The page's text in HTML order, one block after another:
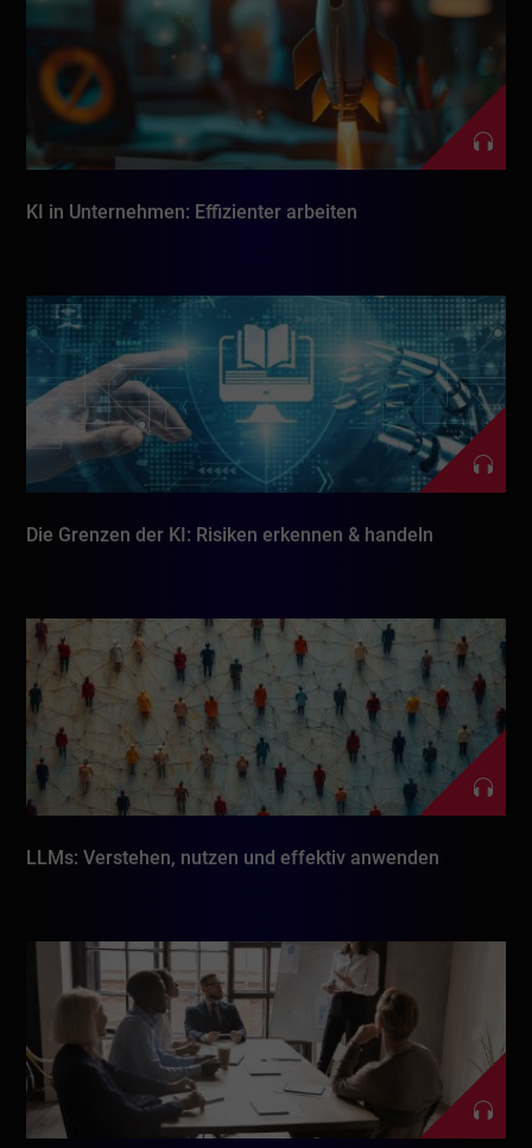
KI in Unternehmen: Effizienter arbeiten
Die Grenzen der KI: Risiken erkennen & handeln
LLMs: Verstehen, nutzen und effektiv anwenden